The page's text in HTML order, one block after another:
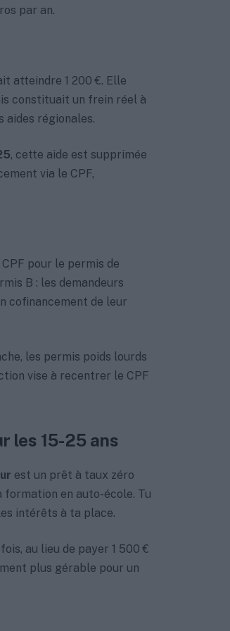
par an.
atteindre 1 200 €. Elle
constituait un frein réel à
aides régionales.
, cette aide est supprimée
via le CPF,
pour le permis de
B : les demandeurs
cofinancement de leur
les permis poids lourds
vise à recentrer le CPF
les 15-25 ans
est un prêt à taux zéro
formation en auto-école. Tu
intérêts à ta place.
au lieu de payer 1 500 €
plus gérable pour un